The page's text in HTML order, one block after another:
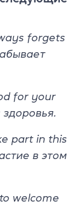
forgets
for your
part in this
в этом
welcome